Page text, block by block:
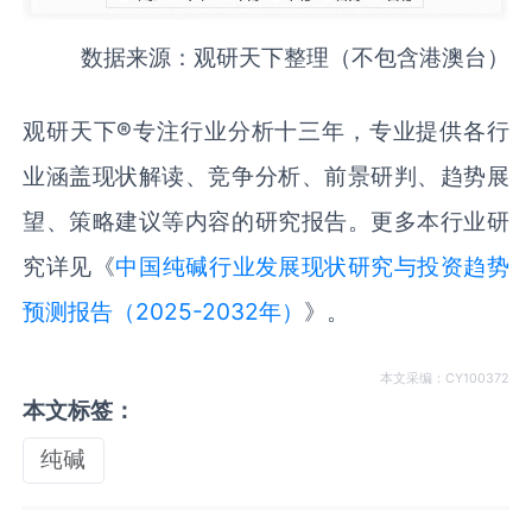
数据来源：观研天下整理（不包含港澳台）
观研天下®专注行业分析十三年，专业提供各行
业涵盖现状解读、竞争分析、前景研判、趋势展
望、策略建议等内容的研究报告。更多本行业研
究详见《中国‌纯碱‌行业发展现状研究与投资趋势
预测报告（2025-2032年） 》。
本文采编：CY100372
本文标签：
纯碱